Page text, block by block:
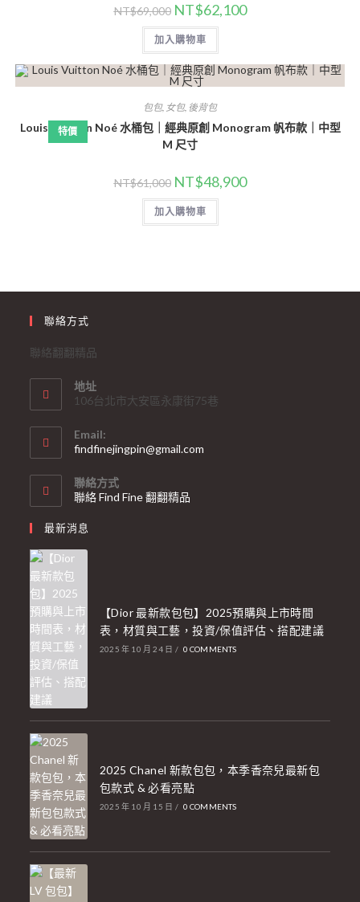
NT$69,000 NT$62,100
加入購物車
特價
包包, 女包, 後背包
Louis Vuitton Noé 水桶包｜經典原創 Monogram 帆布款｜中型
M 尺寸
NT$61,000 NT$48,900
加入購物車
聯絡方式
聯絡翻翻精品
地址
106台北市大安區永康街75巷
Email:
findfinejingpin@gmail.com
聯絡方式
聯絡 Find Fine 翻翻精品
最新消息
【Dior 最新款包包】2025預購與上市時間
表，材質與工藝，投資/保值評估、搭配建議
2025 年 10 月 24 日 / 0 COMMENTS
2025 Chanel 新款包包，本季香奈兒最新包
包款式 & 必看亮點
2025 年 10 月 15 日 / 0 COMMENTS